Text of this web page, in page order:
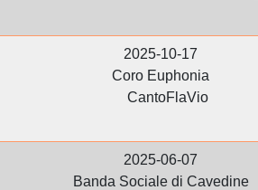
2025-10-17
Coro Euphonia
CantoFlaVio
2025-06-07
Banda Sociale di Cavedine